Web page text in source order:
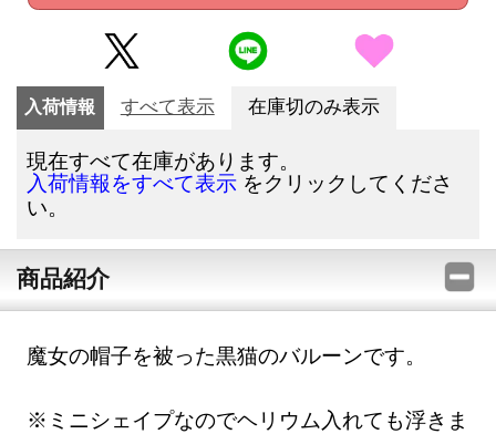
入荷情報 すべて表示 在庫切のみ表示
現在すべて在庫があります。
入荷情報をすべて表示 をクリックしてくださ
い。
商品紹介
魔女の帽子を被った黒猫のバルーンです。
※ミニシェイプなのでヘリウム入れても浮きま